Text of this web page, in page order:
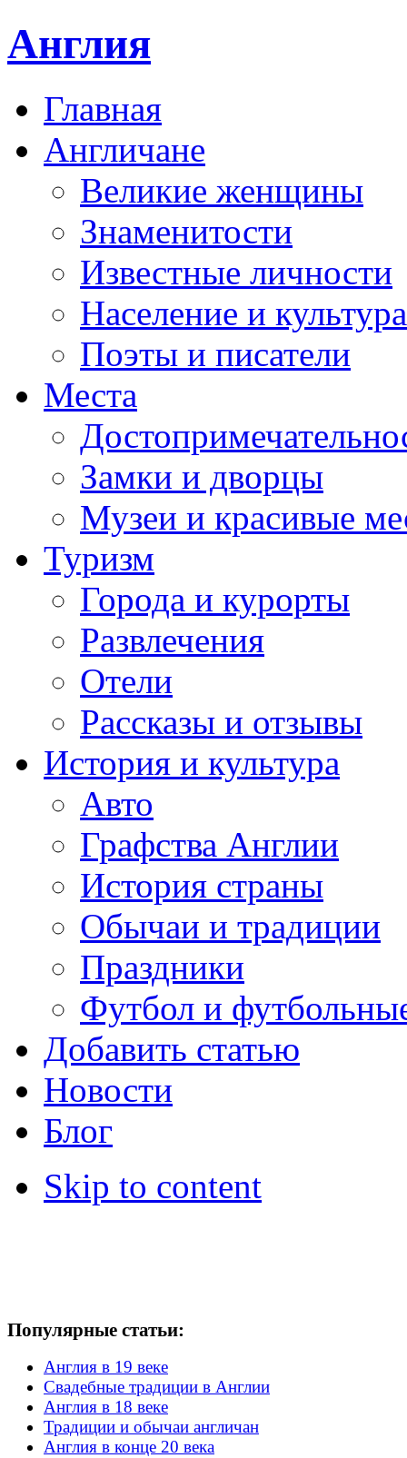
Англия
Главная
Англичане
Великие женщины
Знаменитости
Известные личности
Население и культура
Поэты и писатели
Места
Замки и дворцы
Музеи и красивые
Туризм
Города и курорты
Развлечения
Отели
Рассказы и отзывы
История и культура
Авто
Графства Англии
История страны
Обычаи и традиции
Праздники
Футбол и
Добавить статью
Новости
Блог
Skip to content
Популярные статьи:
Англия в 19 веке
Свадебные традиции в Англии
Англия в 18 веке
Традиции и обычаи англичан
Англия в конце 20 века